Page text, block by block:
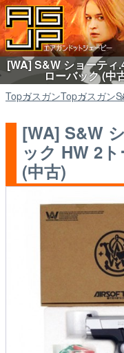
[WA] S&W ショーティ
ローバック (中
TopガスガンTopガスガン
[WA] S&W
ック HW 2
(中古)